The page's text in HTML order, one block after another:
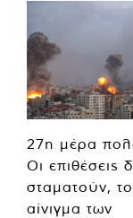
27η μέρα
Οι επιθέσεις
σταματούν, το
αίνιγμα των